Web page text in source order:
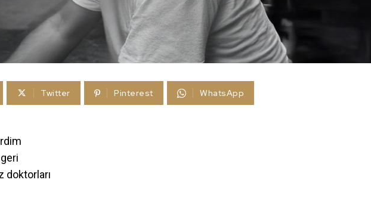
Twitter Pinterest WhatsApp
doktorları